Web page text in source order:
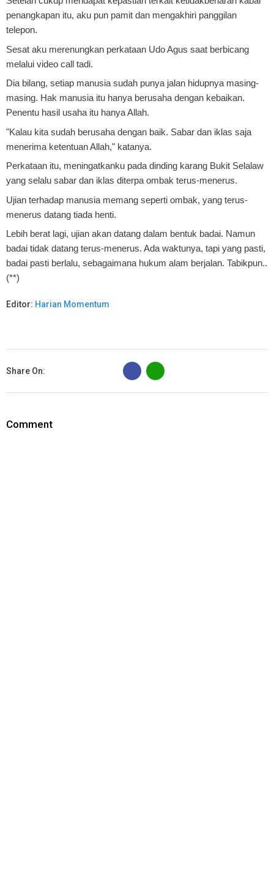
penangkapan itu, aku pun pamit dan mengakhiri panggilan
telepon.
Sesat aku merenungkan perkataan Udo Agus saat berbicang
melalui video call tadi.
Dia bilang, setiap manusia sudah punya jalan hidupnya masing-
masing. Hak manusia itu hanya berusaha dengan kebaikan.
Penentu hasil usaha itu hanya Allah.
"Kalau kita sudah berusaha dengan baik. Sabar dan iklas saja
menerima ketentuan Allah," katanya.
Perkataan itu, meningatkanku pada dinding karang Bukit Selalaw
yang selalu sabar dan iklas diterpa ombak terus-menerus.
Ujian terhadap manusia memang seperti ombak, yang terus-
menerus datang tiada henti.
Lebih berat lagi, ujian akan datang dalam bentuk badai. Namun
badai tidak datang terus-menerus. Ada waktunya, tapi yang pasti,
badai pasti berlalu, sebagaimana hukum alam berjalan. Tabikpun..
(**)
Editor: Harian Momentum
Share On:
B
Comment